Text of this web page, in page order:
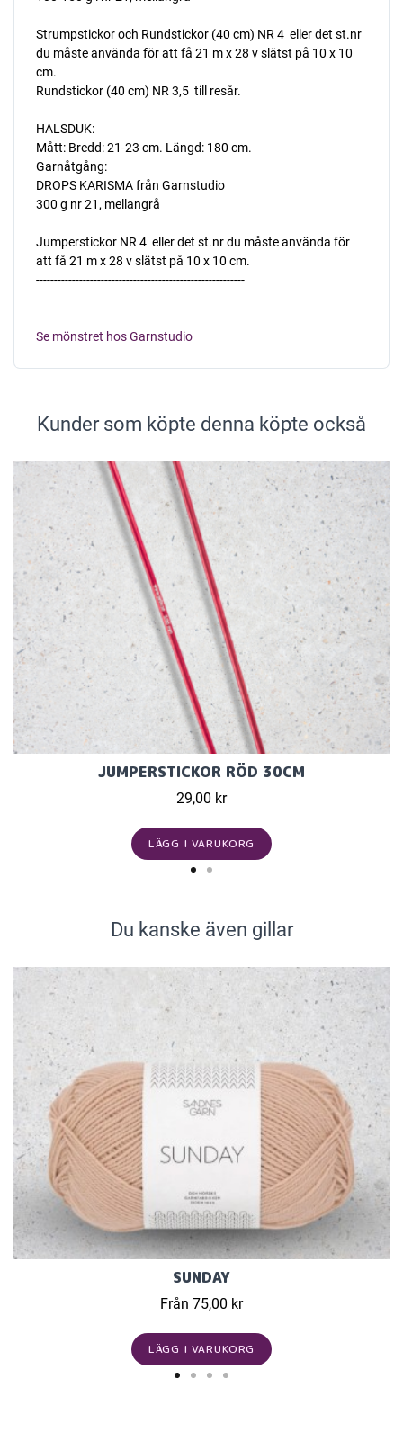
Strumpstickor och Rundstickor (40 cm) NR 4  eller det st.nr
du måste använda för att få 21 m x 28 v slätst på 10 x 10
cm.
Rundstickor (40 cm) NR 3,5  till resår.
HALSDUK:
Mått: Bredd: 21-23 cm. Längd: 180 cm.
Garnåtgång:
DROPS KARISMA från Garnstudio
300 g nr 21, mellangrå
Jumperstickor NR 4  eller det st.nr du måste använda för
att få 21 m x 28 v slätst på 10 x 10 cm.
----------------------------------------------------------
Se mönstret hos Garnstudio
Kunder som köpte denna köpte också
JUMPERSTICKOR RÖD 30CM
29,00 kr
LÄGG I VARUKORG
Du kanske även gillar
SUNDAY
Från 75,00 kr
LÄGG I VARUKORG